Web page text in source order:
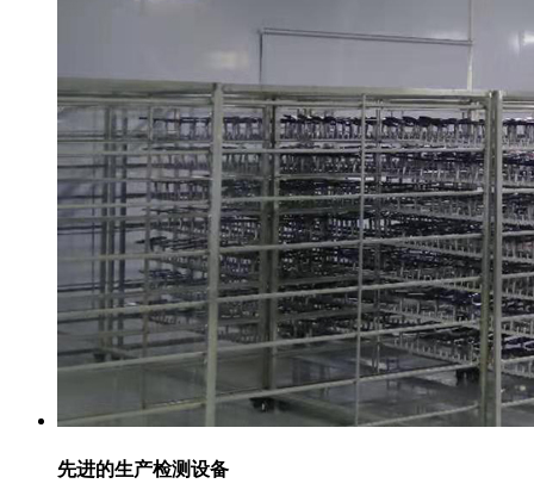
先进的生产检测设备